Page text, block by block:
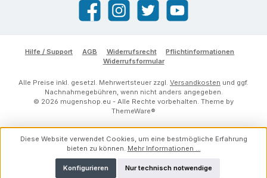
FacebookInstagram Twitter YouTube
Hilfe / Support AGB Widerrufsrecht
Pflichtinformationen
Widerrufsformular
Alle Preise inkl. gesetzl. Mehrwertsteuer zzgl. Versandkosten und ggf.
Nachnahmegebühren, wenn nicht anders angegeben.
© 2026 mugenshop.eu - Alle Rechte vorbehalten. Theme by
ThemeWare®
Diese Website verwendet Cookies, um eine bestmögliche Erfahrung
bieten zu können. Mehr Informationen ...
Nur technisch notwendige
Konfigurieren